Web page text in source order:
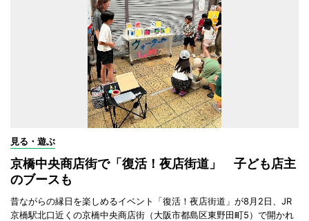
見る・遊ぶ
京橋中央商店街で「復活！夜店街道」 子ども店主
のブースも
昔ながらの縁日を楽しめるイベント「復活！夜店街道」が8月2日、JR
京橋駅北口近くの京橋中央商店街（大阪市都島区東野田町5）で開かれ